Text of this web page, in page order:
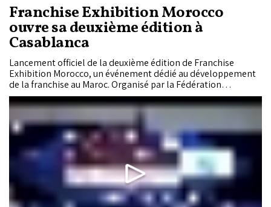
Franchise Exhibition Morocco
ouvre sa deuxième édition à
Casablanca
Lancement officiel de la deuxième édition de Franchise
Exhibition Morocco, un événement dédié au développement
de la franchise au Maroc. Organisé par la Fédération
marocaine de la franchise (FMF), ce salon vise à rassembler
les acteurs nationaux et internationaux du secteur.